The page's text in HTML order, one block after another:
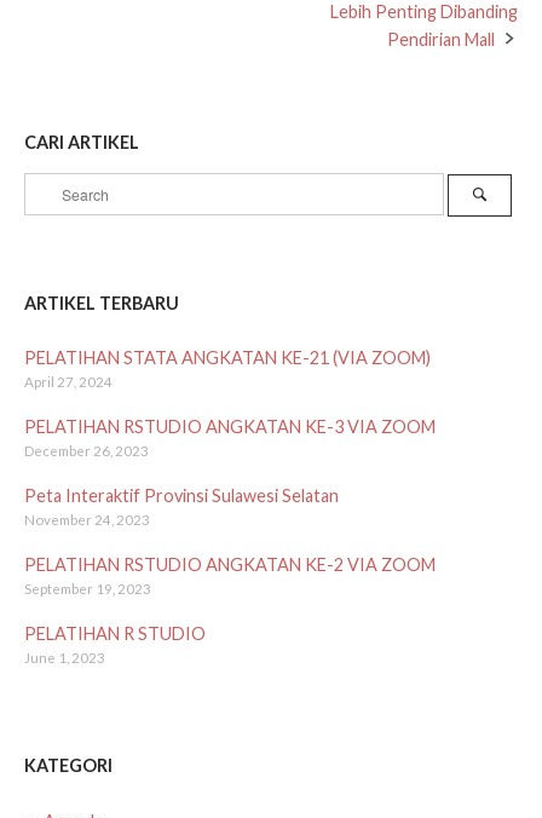
Lebih Penting Dibanding
Pendirian Mall
CARI ARTIKEL
Search
for:
ARTIKEL TERBARU
PELATIHAN STATA ANGKATAN KE-21 (VIA ZOOM)
April 27, 2024
PELATIHAN RSTUDIO ANGKATAN KE-3 VIA ZOOM
December 26, 2023
Peta Interaktif Provinsi Sulawesi Selatan
November 24, 2023
PELATIHAN RSTUDIO ANGKATAN KE-2 VIA ZOOM
September 19, 2023
PELATIHAN R STUDIO
June 1, 2023
KATEGORI